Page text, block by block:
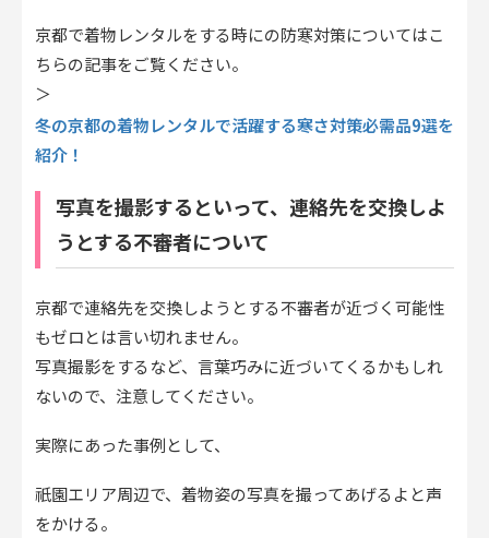
京都で着物レンタルをする時にの防寒対策についてはこ
ちらの記事をご覧ください。
＞
冬の京都の着物レンタルで活躍する寒さ対策必需品9選を
紹介！
写真を撮影するといって、連絡先を交換しよ
うとする不審者について
京都で連絡先を交換しようとする不審者が近づく可能性
もゼロとは言い切れません。
写真撮影をするなど、言葉巧みに近づいてくるかもしれ
ないので、注意してください。
実際にあった事例として、
祇園エリア周辺で、着物姿の写真を撮ってあげるよと声
をかける。